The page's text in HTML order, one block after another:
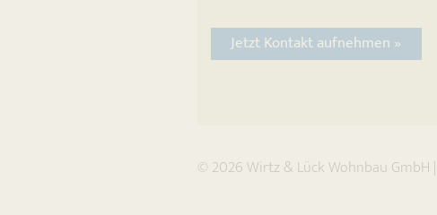
Jetzt Kontakt aufnehmen »
© 2026Wirtz & Lück Wohnbau GmbH |